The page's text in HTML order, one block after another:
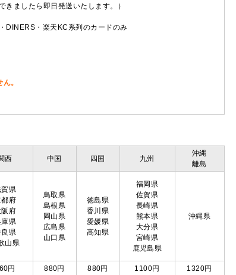
きましたら即日発送いたします。）
DINERS・楽天KC系列のカードのみ
。
西 中国 四国 九州
沖縄
離島
賀県
都府
阪府
庫県
良県
山県
鳥取県
島根県
岡山県
広島県
山口県
徳島県
香川県
愛媛県
高知県
福岡県
佐賀県
長崎県
熊本県
大分県
宮崎県
鹿児島県
沖縄県
円 880円 880円 1100円 1320円